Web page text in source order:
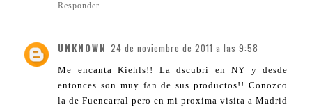
Responder
UNKNOWN 24 de noviembre de 2011 a las 9:58
Me encanta Kiehls!! La dscubri en NY y desde
entonces son muy fan de sus productos!! Conozco
la de Fuencarral pero en mi proxima visita a Madrid